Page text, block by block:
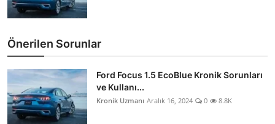
Önerilen Sorunlar
Ford Focus 1.5 EcoBlue Kronik Sorunları
ve Kullanı...
Kronik Uzmanı Aralık 16, 2024 0 8.8K